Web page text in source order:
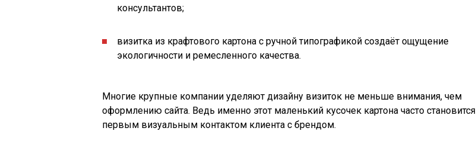
консультантов;
визитка из крафтового картона с ручной типографикой создаёт ощущение
экологичности и ремесленного качества.
Многие крупные компании уделяют дизайну визиток не меньше внимания, чем
оформлению сайта. Ведь именно этот маленький кусочек картона часто становится
первым визуальным контактом клиента с брендом.